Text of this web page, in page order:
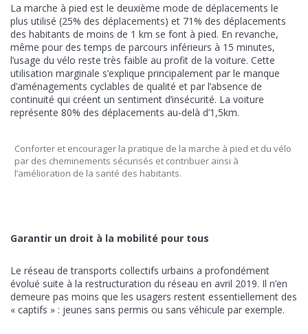
La marche à pied est le deuxième mode de déplacements le
plus utilisé (25% des déplacements) et 71% des déplacements
des habitants de moins de 1 km se font à pied. En revanche,
même pour des temps de parcours inférieurs à 15 minutes,
l’usage du vélo reste très faible au profit de la voiture. Cette
utilisation marginale s’explique principalement par le manque
d’aménagements cyclables de qualité et par l’absence de
continuité qui créent un sentiment d’insécurité. La voiture
représente 80% des déplacements au-delà d’1,5km.
Conforter et encourager la pratique de la marche à pied et du vélo
par des cheminements sécurisés et contribuer ainsi à
l’amélioration de la santé des habitants.
Garantir un droit à la mobilité pour tous
Le réseau de transports collectifs urbains a profondément
évolué suite à la restructuration du réseau en avril 2019. Il n’en
demeure pas moins que les usagers restent essentiellement des
« captifs » : jeunes sans permis ou sans véhicule par exemple.